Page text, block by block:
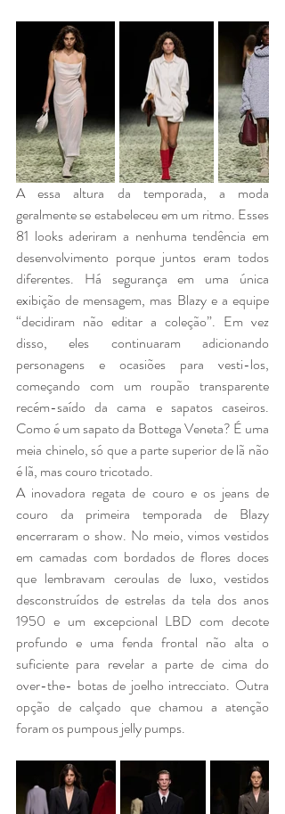
A essa altura da temporada, a moda
geralmente se estabeleceu em um ritmo. Esses
81 looks aderiram a nenhuma tendência em
desenvolvimento porque juntos eram todos
diferentes. Há segurança em uma única
exibição de mensagem, mas Blazy e a equipe
“decidiram não editar a coleção”. Em vez
disso, eles continuaram adicionando
personagens e ocasiões para vesti-los,
começando com um roupão transparente
recém-saído da cama e sapatos caseiros.
Como é um sapato da Bottega Veneta? É uma
meia chinelo, só que a parte superior de lã não
é lã, mas couro tricotado.
A inovadora regata de couro e os jeans de
couro da primeira temporada de Blazy
encerraram o show. No meio, vimos vestidos
em camadas com bordados de flores doces
que lembravam ceroulas de luxo, vestidos
desconstruídos de estrelas da tela dos anos
1950 e um excepcional LBD com decote
profundo e uma fenda frontal não alta o
suficiente para revelar a parte de cima do
over-the- botas de joelho intrecciato. Outra
opção de calçado que chamou a atenção
foram os pumpous jelly pumps.